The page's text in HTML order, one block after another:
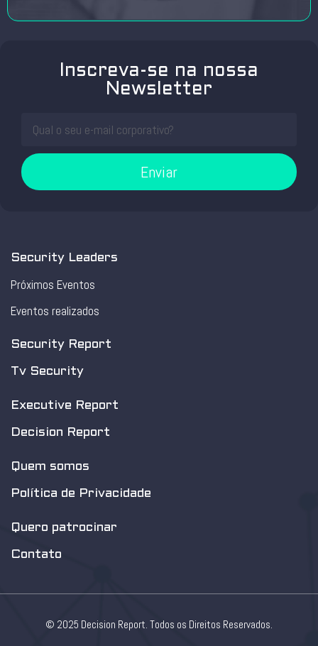
Inscreva-se na nossa
Newsletter
Enviar
Security Leaders
Próximos Eventos
Eventos realizados
Security Report
Tv Security
Executive Report
Decision Report
Quem somos
Política de Privacidade
Quero patrocinar
Contato
© 2025 Decision Report. Todos os Direitos Reservados.